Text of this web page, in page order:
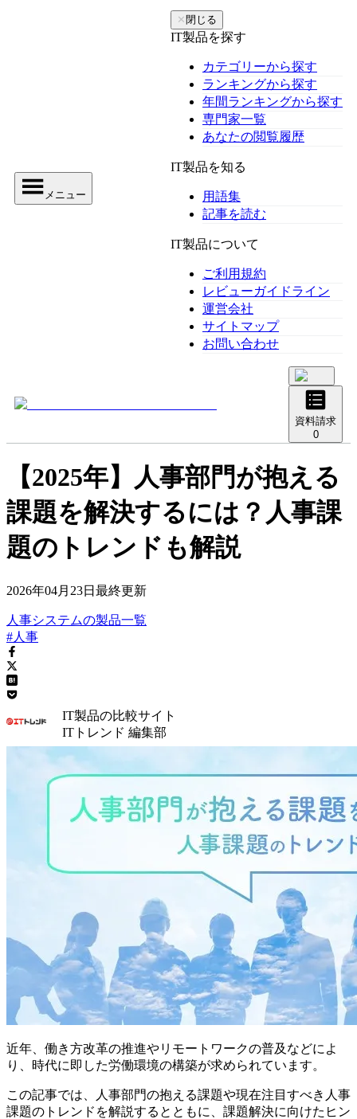
メニュー
✕ 閉じる
IT製品を探す
カテゴリーから探す
ランキングから探す
年間ランキングから探す
専門家一覧
あなたの閲覧履歴
IT製品を知る
用語集
記事を読む
IT製品について
ご利用規約
レビューガイドライン
運営会社
サイトマップ
お問い合わせ
資料請求
0
【2025年】人事部門が抱える
課題を解決するには？人事課
題のトレンドも解説
2026年04月23日 最終更新
人事システムの製品一覧
#人事
IT製品の比較サイト
ITトレンド 編集部
近年、働き方改革の推進やリモートワークの普及などによ
り、時代に即した労働環境の構築が求められています。
この記事では、人事部門の抱える課題や現在注目すべき人事
課題のトレンドを解説するとともに、課題解決に向けたヒン